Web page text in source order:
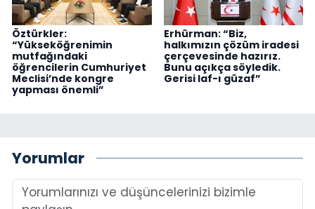
Öztürkler:
“Yükseköğrenimin
mutfağındaki
öğrencilerin Cumhuriyet
Meclisi’nde kongre
yapması önemli”
Erhürman: “Biz,
halkımızın çözüm iradesi
çerçevesinde hazırız.
Bunu açıkça söyledik.
Gerisi laf-ı güzaf”
Yorumlar